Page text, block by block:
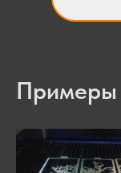
Примеры